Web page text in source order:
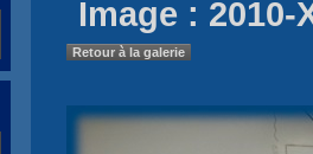
Image : 2010-
Retour à la galerie